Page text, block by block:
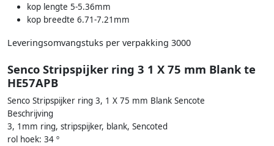
kop lengte 5-5.36mm
kop breedte 6.71-7.21mm
Leveringsomvangstuks per verpakking 3000
Senco Stripspijker ring 3 1 X 75 mm Blank te
HE57APB
Senco Stripspijker ring 3, 1 X 75 mm Blank Sencote
Beschrijving
3, 1mm ring, stripspijker, blank, Sencoted
rol hoek: 34 º